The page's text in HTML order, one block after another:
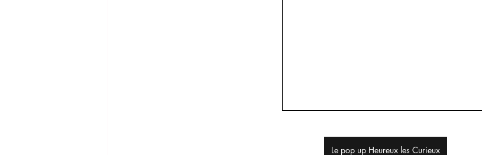
Le pop up Heureux les Curieux